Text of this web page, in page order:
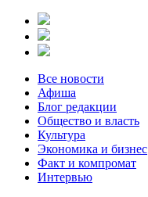
Все новости
Афиша
Блог редакции
Общество и власть
Культура
Экономика и бизнес
Факт и компромат
Интервью